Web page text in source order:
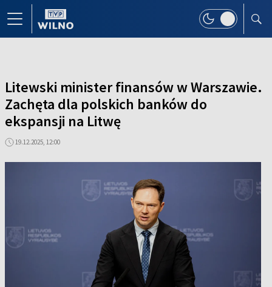
Litewski minister finansów w Warszawie.
Zachęta dla polskich banków do
ekspansji na Litwę
19.12.2025, 12:00